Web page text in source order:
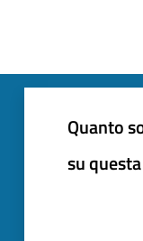
Quanto
su